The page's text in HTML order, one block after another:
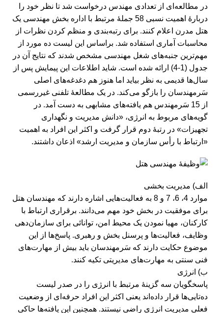
در مطالعه‌ای از تعدادی مهندس درخواست شد تا نظر خود را
دربارۀ اهمیت نسبی 58 جملۀ مرتبط با اداره بخش مهندسی یک
هتل مدرن اعلام کنند. برای رتبه‌بندی و منظم کردن نظرات از
محاسبات آماری استفاده شد. براساس این لیست ده مورد از
مهم‌ترین جنبه‌های شغل مهندسی مشخص شدند که نتایج آن در
جدول (1-4) ارائه شده است. شاید اطلاعات این پیمایش پس از
سال‌ها قدیمی به نظر بیاید اما هنوز هم دغدغه‌های اصلی
سَرمهندسان را بازگو می‌کند. در یک مطالعۀ تلفنی غیررسمی
از 15 سَرمهندس هم یافته‌های مشابهی به دست آمد. در
گویه‌های مربوط به انرژی، «دانش مدیریت و نگهداری
تجهیزات» در رتبۀ دوم قرار گرفت و اکثر این افراد به اهمیت
«ارتباط با رأس سازمان و مدیریت ارشد» اذعان داشتند.
الف) مدیریت بخشی
موارد 4، 6، 7 و 8 به فعالیت‌هایی اشاره دارند که مهندسان هتل
برای موفقیت در بخش خود مهم می‌دانند. برقراری ارتباط با
کارکنان، مهیا نمودن یک محیط امن، توانائی برای سازمان‌دهی
وظایف، فعالیت‌ها و پرسنل بخش و رهبری. پاسخ‌ها از این
موضوع حکایت دارند که سَرمهندسان باید بیش از مهارت‌های
فنی سنتی به مهارت‌های مدیریتی تکیه کنند.
ب) انرژی
پاسخگویان سه گزینۀ مرتبط با انرژی را در صدر لیست
ده‌تایی‌ها قرار داده‌اند یعنی اکثر این افراد حرفه‌ای از وضعیت
فعلی مدیریت انرژی راضی نیستند. همچنین این یافته‌ها حاکی